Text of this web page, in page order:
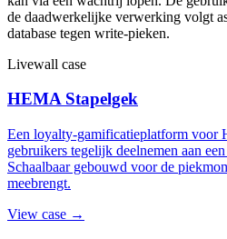
de daadwerkelijke verwerking volgt
database tegen write-pieken.
Livewall case
HEMA Stapelgek
Een loyalty-gamificatieplatform voor
gebruikers tegelijk deelnemen aan
Schaalbaar gebouwd voor de
meebrengt.
View case →